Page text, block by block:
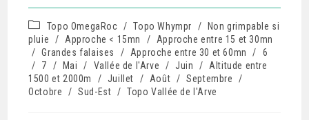
Topo OmegaRoc / Topo Whympr /
Non grimpable si
pluie
/ Approche < 15mn /
Approche entre 15 et 30mn
/ Grandes falaises / Approche entre 30 et 60mn /
6
/
7 / Mai / Vallée de l'Arve / Juin /
Altitude entre
1500 et 2000m
/ Juillet / Août / Septembre
/
Octobre
/ Sud-Est / Topo Vallée de l'Arve